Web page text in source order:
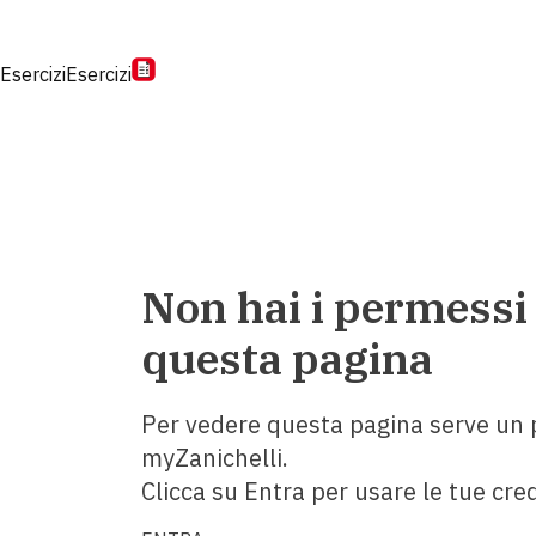
EserciziEsercizi
Non hai i
questa pagina
Per vedere questa pagina serve un
myZanichelli.
Clicca su Entra per usare le tue